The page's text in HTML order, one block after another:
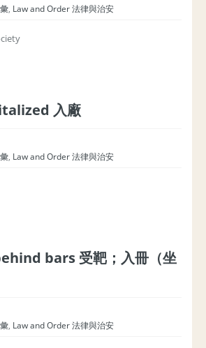
, Law and Order 法律與治安
入廠
, Law and Order 法律與治安
bars 受靶；入冊（坐
, Law and Order 法律與治安